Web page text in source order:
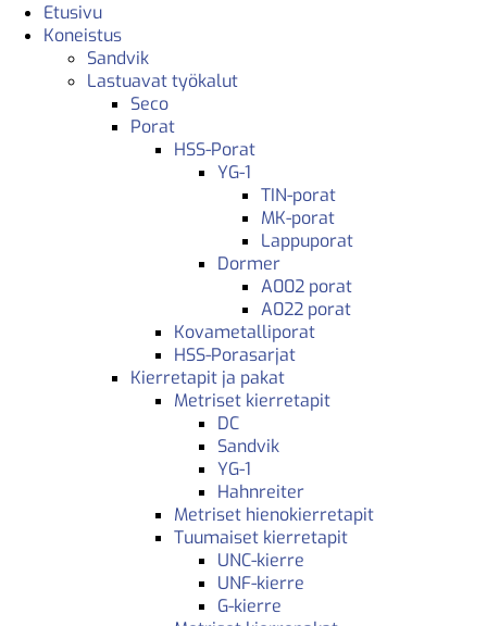
Etusivu
Koneistus
Sandvik
Lastuavat työkalut
Seco
Porat
HSS-Porat
YG-1
TIN-porat
MK-porat
Lappuporat
Dormer
A002 porat
A022 porat
Kovametalliporat
HSS-Porasarjat
Kierretapit ja pakat
Metriset kierretapit
DC
Sandvik
YG-1
Hahnreiter
Metriset hienokierretapit
Tuumaiset kierretapit
UNC-kierre
UNF-kierre
G-kierre